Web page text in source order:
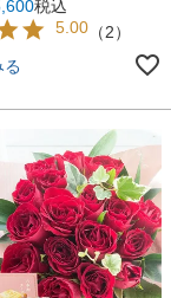
税込
5.00 （2）